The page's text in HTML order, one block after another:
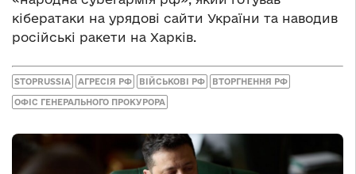
кібератаки на урядові сайти України та наводив
російські ракети на Харків.
STOPRUSSIA АГРЕСІЯ РФ ВІЙСЬКОВІ РФ ВТОРГНЕННЯ РФ
ОФІС ГЕНЕРАЛЬНОГО ПРОКУРОРА